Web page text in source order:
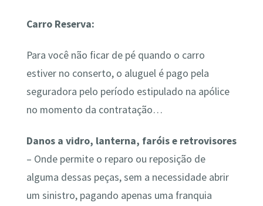
Carro Reserva:
Para você não ficar de pé quando o carro
estiver no conserto, o aluguel é pago pela
seguradora pelo período estipulado na apólice
no momento da contratação…
Danos a vidro, lanterna, faróis e retrovisores
– Onde permite o reparo ou reposição de
alguma dessas peças, sem a necessidade abrir
um sinistro, pagando apenas uma franquia